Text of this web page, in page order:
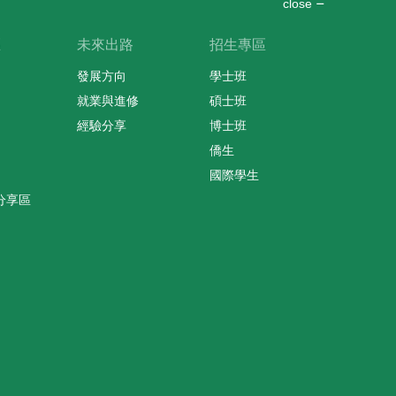
close
享區
未來出路
發展方向
就業與進修
經驗分享
招生專區
學士班
碩士班
博士班
僑生
國際學生